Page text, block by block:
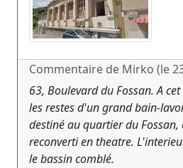
Commentaire de Mirko (le
63, Boulevard du Fossan. A
les restes d'un grand bain-
destiné au quartier du
reconverti en theatre.
le bassin comblé.